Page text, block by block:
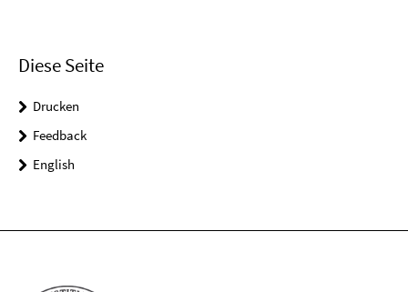
Diese Seite
Drucken
Feedback
English